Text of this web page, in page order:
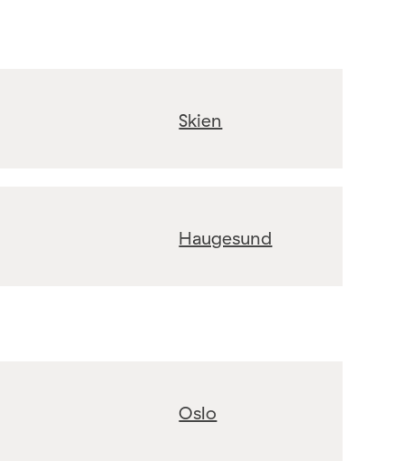
Skien
Haugesund
Oslo